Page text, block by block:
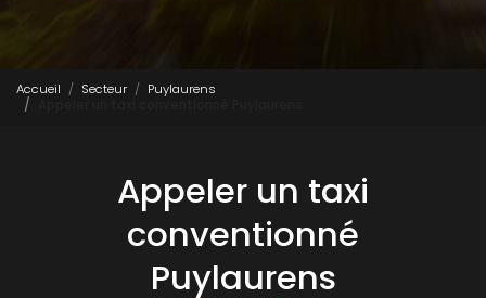
Accueil Secteur
Puylaurens
Appeler un taxi
conventionné
Puylaurens